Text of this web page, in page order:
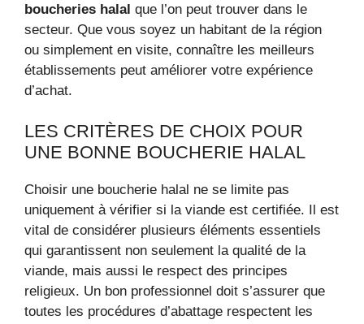
boucheries halal que l’on peut trouver dans le
secteur. Que vous soyez un habitant de la région
ou simplement en visite, connaître les meilleurs
établissements peut améliorer votre expérience
d’achat.
LES CRITÈRES DE CHOIX POUR
UNE BONNE BOUCHERIE HALAL
Choisir une boucherie halal ne se limite pas
uniquement à vérifier si la viande est certifiée. Il est
vital de considérer plusieurs éléments essentiels
qui garantissent non seulement la qualité de la
viande, mais aussi le respect des principes
religieux. Un bon professionnel doit s’assurer que
toutes les procédures d’abattage respectent les